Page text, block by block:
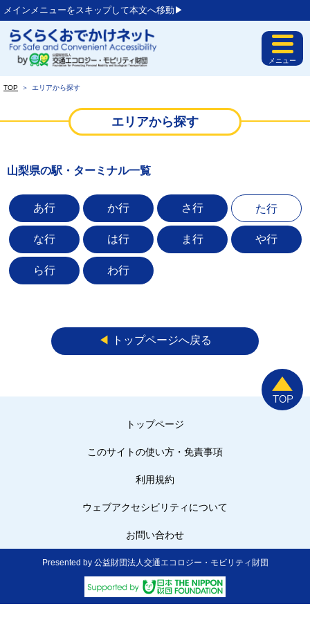
メインメニューをスキップして本文へ移動▶︎
メニュー
TOP ＞ エリアから探す
エリアから探す
山梨県の駅・ターミナル一覧
あ行 か行 さ行 た行
な行 は行 ま行 や行
ら行 わ行
◀︎ トップページへ戻る
トップページ
このサイトの使い方・免責事項
利用規約
ウェブアクセシビリティについて
お問い合わせ
Presented by 公益財団法人交通エコロジー・モビリティ財団